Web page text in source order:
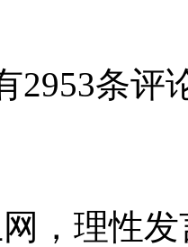
2953条评
，理性